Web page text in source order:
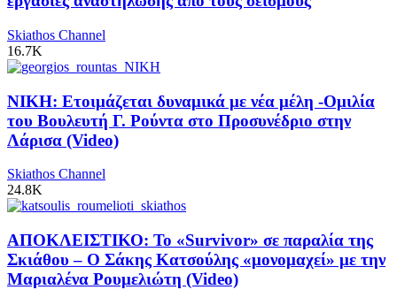
Skiathos Channel
16.7K
ΝΙΚΗ: Ετοιμάζεται δυναμικά με νέα μέλη -Ομιλία
του Βουλευτή Γ. Ρούντα στο Προσυνέδριο στην
Λάρισα (Video)
Skiathos Channel
24.8K
ΑΠΟΚΛΕΙΣΤΙΚΟ: Το «Survivor» σε παραλία της
Σκιάθου – Ο Σάκης Κατσούλης «μονομαχεί» με την
Μαριαλένα Ρουμελιώτη (Video)